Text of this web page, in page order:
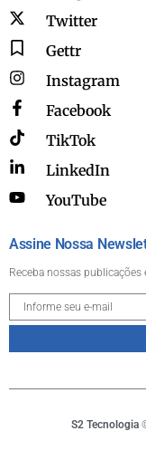
Twitter
Gettr
Instagram
Facebook
TikTok
LinkedIn
YouTube
Assine Nossa
Receba nossas publicações
S2 Tecnologia